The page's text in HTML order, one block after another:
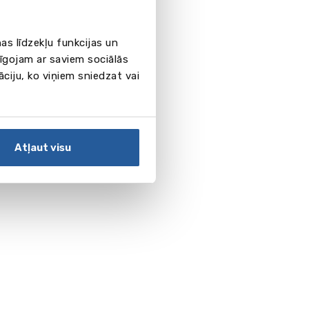
līdzekļu funkcijas un
ar saviem sociālās
ko viņiem sniedzat vai
Atļaut visu